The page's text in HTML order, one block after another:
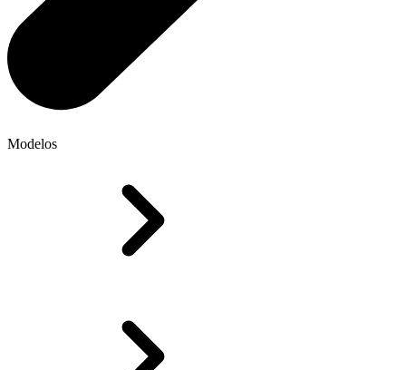
Modelos